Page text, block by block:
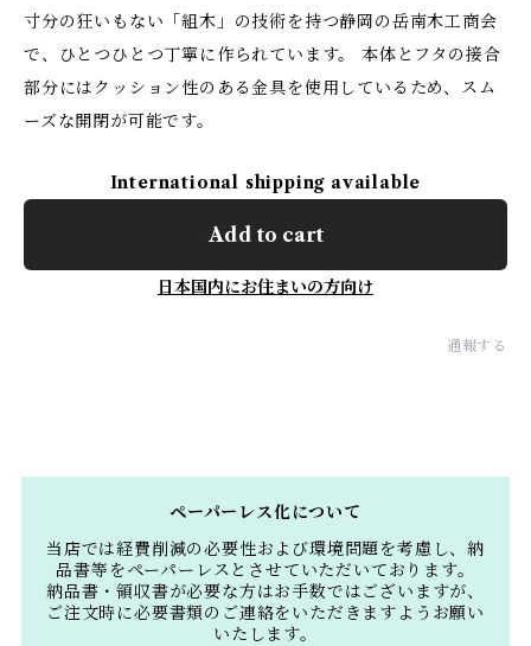
寸分の狂いもない「組木」の技術を持つ静岡の岳南木工商会
で、ひとつひとつ丁寧に作られています。 本体とフタの接合
部分にはクッション性のある金具を使用しているため、スム
ーズな開閉が可能です。
International shipping available
Add to cart
日本国内にお住まいの方向け
通報する
ペーパーレス化について
当店では経費削減の必要性および環境問題を考慮し、納
品書等をペーパーレスとさせていただいております。
納品書・領収書が必要な方はお手数ではございますが、
ご注文時に必要書類のご連絡をいただきますようお願い
いたします。